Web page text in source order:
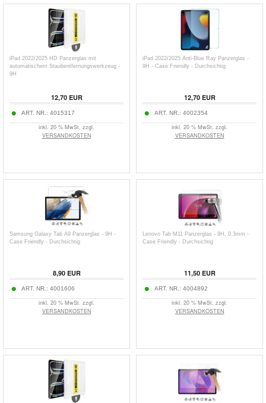
iPad 2022/2025 HD Panzerglas mit
automatischem Staubentfernungswerkzeug -
9H
12,70EUR
ART. NR.: 4015317
inkl. 20 % MwSt. zzgl.
VERSANDKOSTEN
iPad 2022/2025 Anti-Blue Ray Panzerglas -
9H - Case Friendly - Durchsichtig
12,70EUR
ART. NR.: 4002354
inkl. 20 % MwSt. zzgl.
VERSANDKOSTEN
Samsung Galaxy Tab A9 Panzerglas - 9H -
Case Friendly - Durchsichtig
8,90EUR
ART. NR.: 4001606
inkl. 20 % MwSt. zzgl.
VERSANDKOSTEN
Lenovo Tab M11 Panzerglas - 9H, 0.3mm -
Case Friendly - Durchsichtig
11,50EUR
ART. NR.: 4004892
inkl. 20 % MwSt. zzgl.
VERSANDKOSTEN